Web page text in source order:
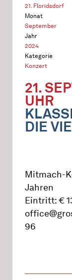
21. Floridsdorf
Monat
September
Jahr
2024
Kategorie
Konzert
21.
UHR
DIE
Mitmach-
Jahren
Eintritt: €
96